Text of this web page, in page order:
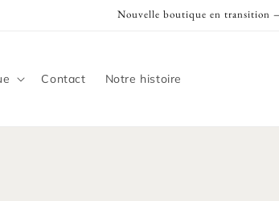
Nouvelle boutique en transition
Contact Notre histoire